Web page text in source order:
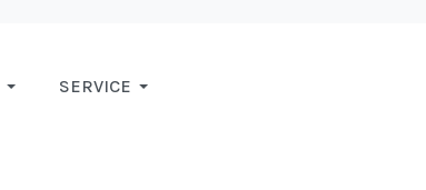
SERVICE